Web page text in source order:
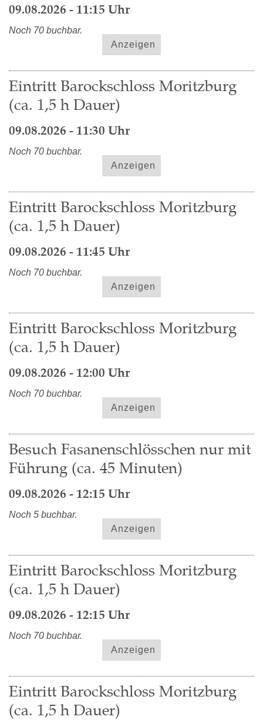
09.08.2026 - 11:15 Uhr
Noch 70 buchbar.
Anzeigen
Eintritt Barockschloss Moritzburg
(ca. 1,5 h Dauer)
09.08.2026 - 11:30 Uhr
Noch 70 buchbar.
Anzeigen
Eintritt Barockschloss Moritzburg
(ca. 1,5 h Dauer)
09.08.2026 - 11:45 Uhr
Noch 70 buchbar.
Anzeigen
Eintritt Barockschloss Moritzburg
(ca. 1,5 h Dauer)
09.08.2026 - 12:00 Uhr
Noch 70 buchbar.
Anzeigen
Besuch Fasanenschlösschen nur mit
Führung (ca. 45 Minuten)
09.08.2026 - 12:15 Uhr
Noch 5 buchbar.
Anzeigen
Eintritt Barockschloss Moritzburg
(ca. 1,5 h Dauer)
09.08.2026 - 12:15 Uhr
Noch 70 buchbar.
Anzeigen
Eintritt Barockschloss Moritzburg
(ca. 1,5 h Dauer)